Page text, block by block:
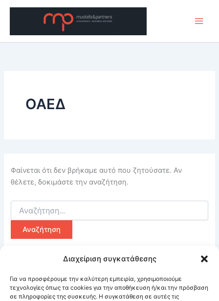
Διαχείριση συγκατάθεσης
Για να προσφέρουμε την καλύτερη εμπειρία, χρησιμοποιούμε
τεχνολογίες όπως τα cookies για την αποθήκευση ή/και την πρόσβαση
σε πληροφορίες της συσκευής. Η συγκατάθεση σε αυτές τις
Μετάβαση
ΟΑΕΔ
Φαίνεται ότι δεν βρήκαμε αυτό που ζητούσατε. Αν
θέλετε, δοκιμάστε την αναζήτηση.
Αναζήτηση
για: